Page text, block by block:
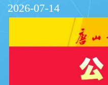
2026-07-14